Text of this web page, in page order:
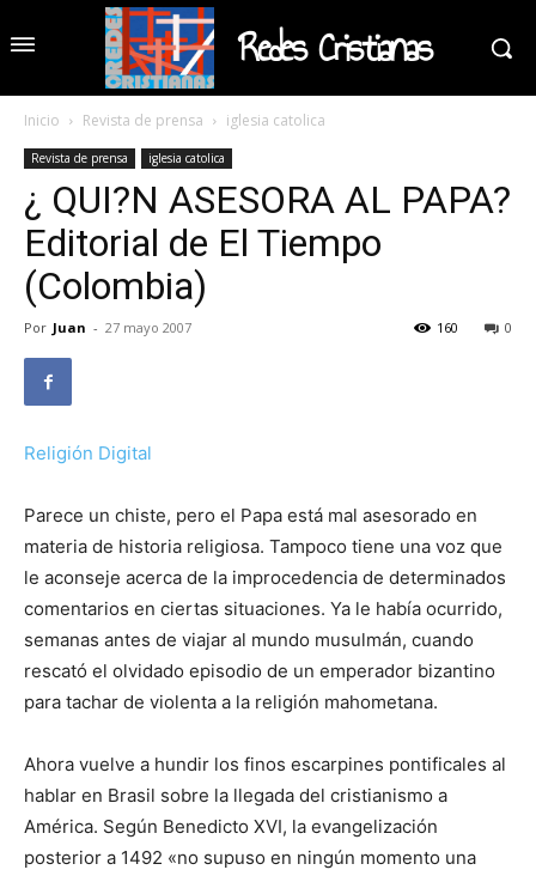
Redes Cristianas
Inicio Revista de prensa iglesia catolica
Revista de prensa iglesia catolica
¿ QUI?N ASESORA AL PAPA?
Editorial de El Tiempo
(Colombia)
Por Juan - 27 mayo 2007 0
160
Religión Digital
Parece un chiste, pero el Papa está mal asesorado en
materia de historia religiosa. Tampoco tiene una voz que
le aconseje acerca de la improcedencia de determinados
comentarios en ciertas situaciones. Ya le había ocurrido,
semanas antes de viajar al mundo musulmán, cuando
rescató el olvidado episodio de un emperador bizantino
para tachar de violenta a la religión mahometana.
Ahora vuelve a hundir los finos escarpines pontificales al
hablar en Brasil sobre la llegada del cristianismo a
América. Según Benedicto XVI, la evangelización
posterior a 1492 «no supuso en ningún momento una